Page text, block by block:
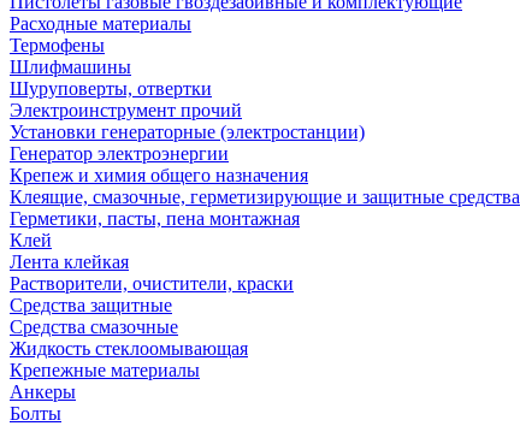
Расходные материалы
Термофены
Шлифмашины
Шуруповерты, отвертки
Электроинструмент прочий
Установки генераторные (электростанции)
Генератор электроэнергии
Крепеж и химия общего назначения
Клеящие, смазочные, герметизирующие и защитные средства
Герметики, пасты, пена монтажная
Клей
Лента клейкая
Растворители, очистители, краски
Средства защитные
Средства смазочные
Жидкость стеклоомывающая
Крепежные материалы
Анкеры
Болты